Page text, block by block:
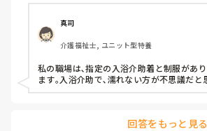
自分も過去にある人から、その洗身用
言われたことがあります。
真司
介護福祉士, ユニット型特養
私の職場は､指定の入浴介助着と制服があ
ます｡入浴介助で､濡れない方が不思議だと
回答をもっと見る